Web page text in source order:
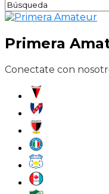
Primera
Conectate con